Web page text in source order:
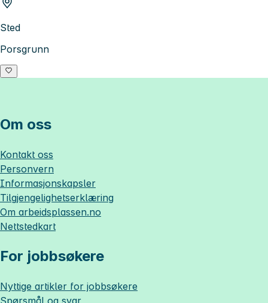
Sted
Porsgrunn
Om oss
Kontakt oss
Personvern
Informasjonskapsler
Tilgjengelighetserklæring
Om arbeidsplassen.no
Nettstedkart
For jobbsøkere
Nyttige artikler for jobbsøkere